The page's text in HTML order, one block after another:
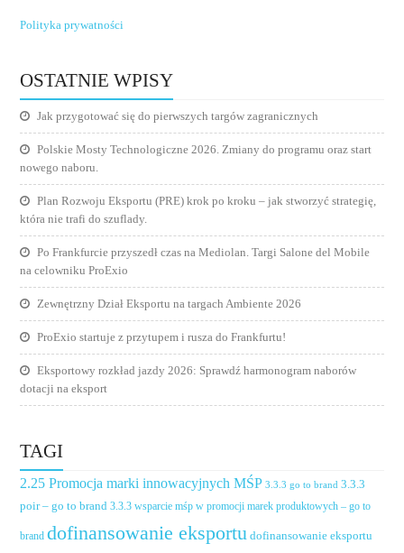
Polityka prywatności
OSTATNIE WPISY
Jak przygotować się do pierwszych targów zagranicznych
Polskie Mosty Technologiczne 2026. Zmiany do programu oraz start
nowego naboru.
Plan Rozwoju Eksportu (PRE) krok po kroku – jak stworzyć strategię,
która nie trafi do szuflady.
Po Frankfurcie przyszedł czas na Mediolan. Targi Salone del Mobile
na celowniku ProExio
Zewnętrzny Dział Eksportu na targach Ambiente 2026
ProExio startuje z przytupem i rusza do Frankfurtu!
Eksportowy rozkład jazdy 2026: Sprawdź harmonogram naborów
dotacji na eksport
TAGI
2.25 Promocja marki innowacyjnych MŚP 3.3.3 go to brand 3.3.3
poir – go to brand 3.3.3 wsparcie mśp w promocji marek produktowych – go to
brand dofinansowanie eksportu dofinansowanie eksportu